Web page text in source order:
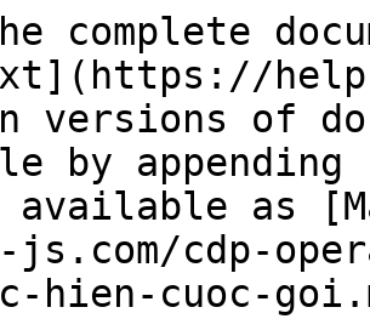
complete
versions of
by
available as
js.com/cdp-
hien-cuoc-